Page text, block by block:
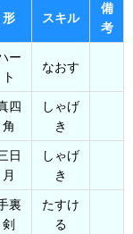
形 スキル
備
考
ー
ト
なおす
四
角
しゃげ
き
日
月
しゃげ
き
裏
剣
たすけ
る